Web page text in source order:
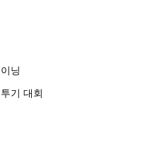
닝
기 대회